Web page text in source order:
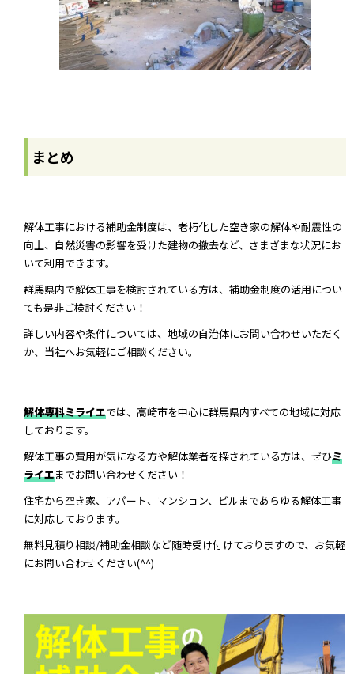
まとめ
解体工事における補助金制度は、老朽化した空き家の解体や耐震性の
向上、自然災害の影響を受けた建物の撤去など、さまざまな状況にお
いて利用できます。
群馬県内で解体工事を検討されている方は、補助金制度の活用につい
ても是非ご検討ください！
詳しい内容や条件については、地域の自治体にお問い合わせいただく
か、当社へお気軽にご相談ください。
解体専科ミライエでは、高崎市を中心に群馬県内すべての地域に対応
しております。
解体工事の費用が気になる方や解体業者を探されている方は、ぜひミ
ライエまでお問い合わせください！
住宅から空き家、アパート、マンション、ビルまであらゆる解体工事
に対応しております。
無料見積り相談/補助金相談など随時受け付けておりますので、お気軽
にお問い合わせください(^^)